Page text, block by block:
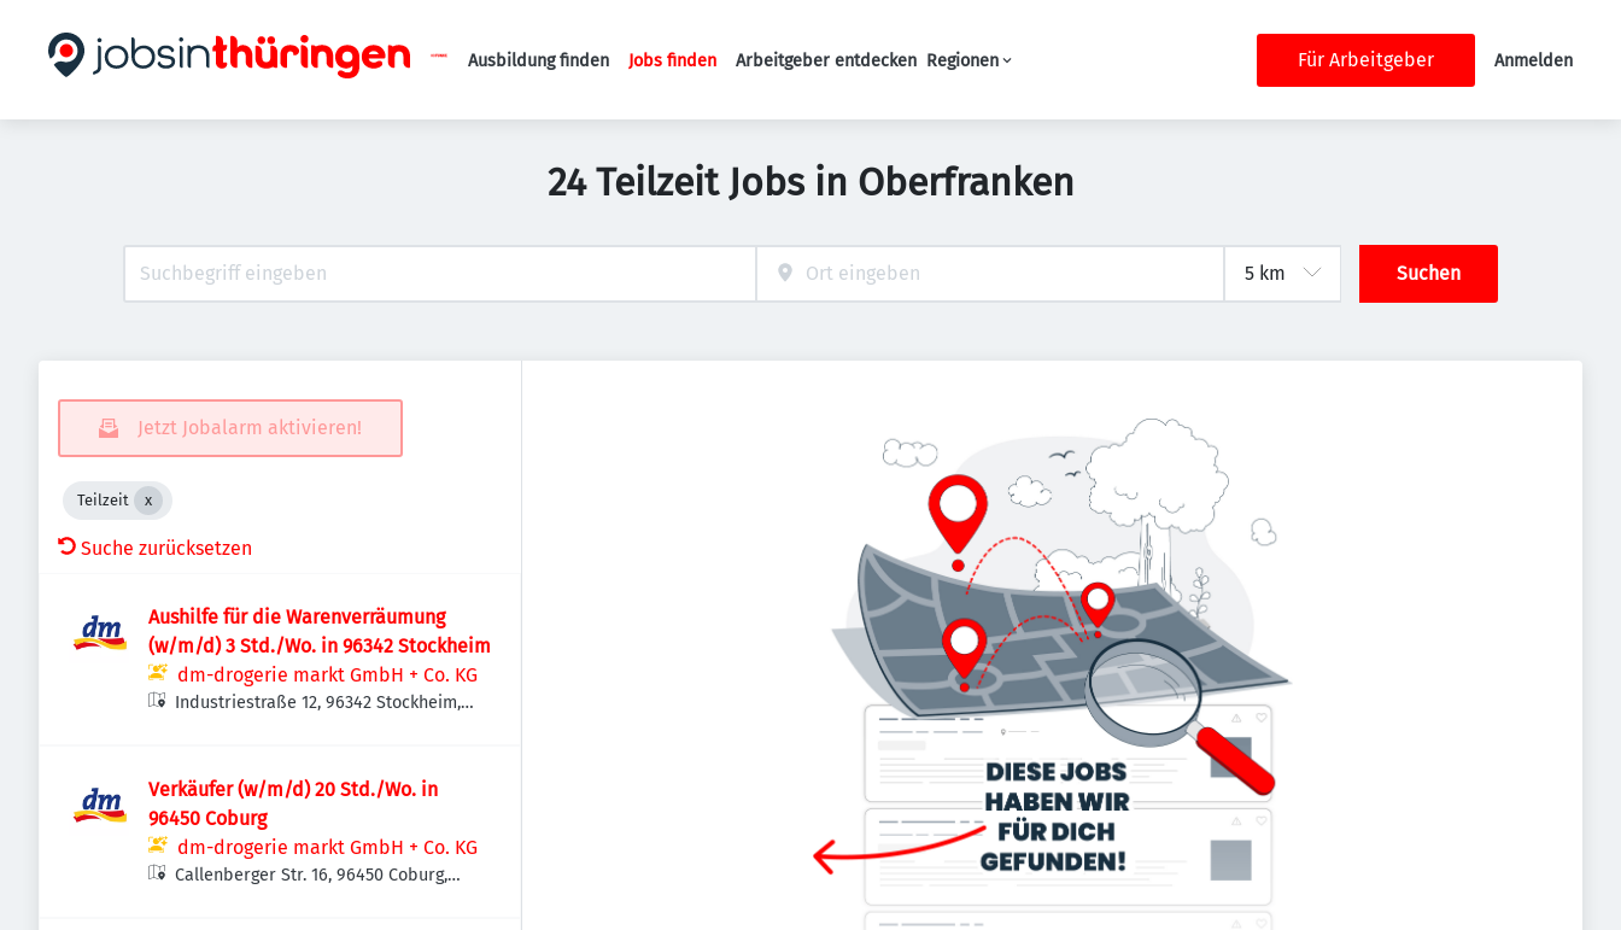
Haupt-Navigation
Ausbildung finden Jobs finden Arbeitgeber entdecken Regionen Für Arbeitgeber Anmelden
24 Teilzeit Jobs in Oberfranken
Suchen
Jetzt Jobalarm aktivieren!
Teilzeit
Suche zurücksetzen
Aushilfe für die Warenverräumung
(w/m/d) 3 Std./Wo. in 96342 Stockheim
dm-drogerie markt GmbH + Co. KG
Industriestraße 12, 96342 Stockheim,
Verkäufer (w/m/d) 20 Std./Wo. in
96450 Coburg
dm-drogerie markt GmbH + Co. KG
Callenberger Str. 16, 96450 Coburg,